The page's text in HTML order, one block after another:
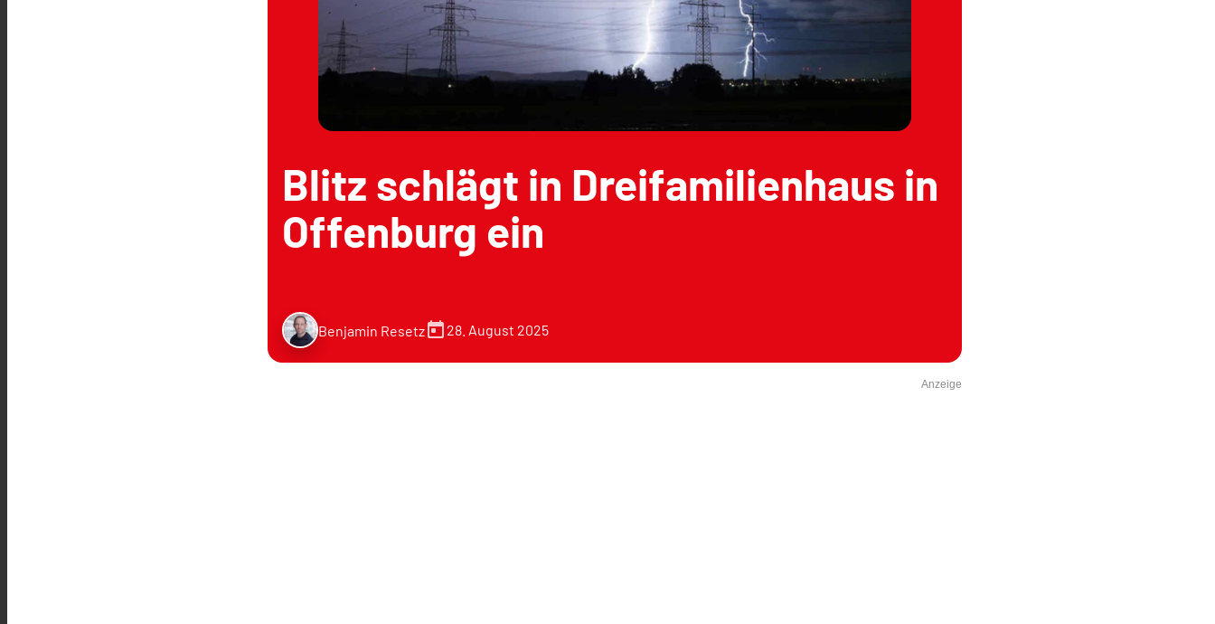
Blitz schlägt in Dreifamilienhaus in
Offenburg ein
Benjamin Resetztoday 28. August 2025
Anzeige